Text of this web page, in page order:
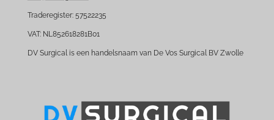
Traderegister: 57522235
VAT: NL852618281B01
DV Surgical is een handelsnaam van De Vos Surgical BV Zwolle